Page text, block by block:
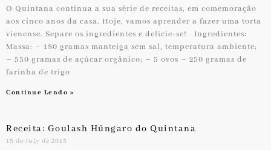
O Quintana continua a sua série de receitas, em comemoração
aos cinco anos da casa. Hoje, vamos aprender a fazer uma torta
vienense. Separe os ingredientes e delicie-se! Ingredientes:
Massa: – 180 gramas manteiga sem sal, temperatura ambiente;
– 550 gramas de açúcar orgânico; – 5 ovos – 250 gramas de
farinha de trigo
Continue Lendo »
Receita: Goulash Húngaro do Quintana
15 de July de 2013